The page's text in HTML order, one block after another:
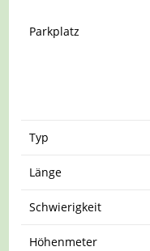
Parkplatz
Typ
Länge
Schwierigkeit
Höhenmeter